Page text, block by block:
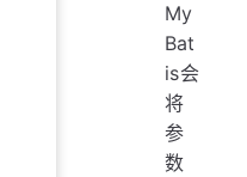
My
Bat
is会
将
参
数